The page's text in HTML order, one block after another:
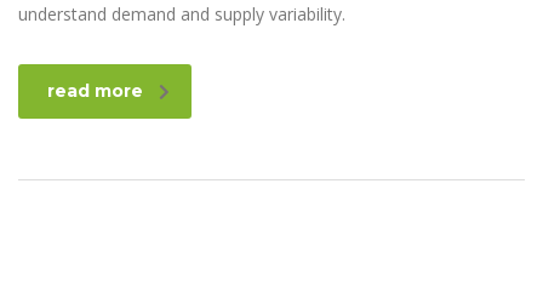
understand demand and supply variability.
read more